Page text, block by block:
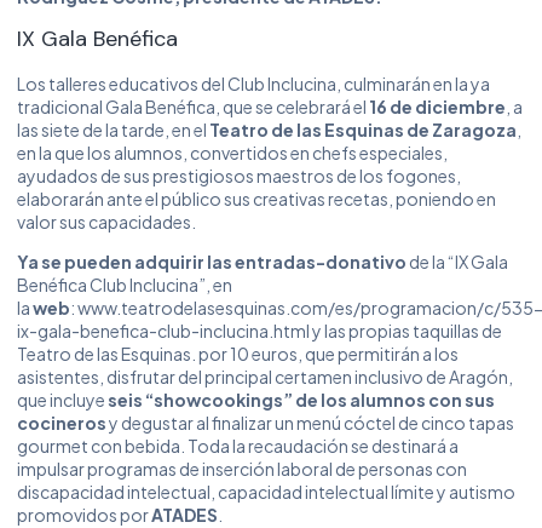
IX Gala Benéfica
Los talleres educativos del Club Inclucina, culminarán en la ya
tradicional Gala Benéfica, que se celebrará el 16 de diciembre , a
las siete de la tarde, en el Teatro de las Esquinas de Zaragoza
en la que los alumnos, convertidos en chefs especiales,
ayudados de sus prestigiosos maestros de los fogones,
elaborarán ante el público sus creativas recetas, poniendo en
valor sus capacidades.
Ya se pueden adquirir las entradas-donativo de la “IX Gala
Benéfica Club Inclucina”, en
laweb:www.teatrodelasesquinas.com/es/programacion/c/535-
ix-gala-benefica-club-inclucina.htmly las propias taquillas de
Teatro de las Esquinas. por 10 euros, que permitirán a los
asistentes, disfrutar del principal certamen inclusivo de Aragón,
que incluye seis “showcookings” de los alumnos con sus
cocinerosy degustar al finalizar un menú cóctel de cinco tapas
gourmet con bebida. Toda la recaudación se destinará a
impulsar programas de inserción laboral de personas con
discapacidad intelectual, capacidad intelectual límite y autismo
promovidos porATADES